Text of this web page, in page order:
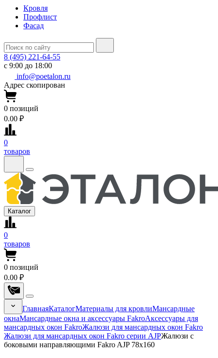
Кровля
Профлист
Фасад
8 (495) 221-64-55
с 9:00 до 18:00
info@poetalon.ru
Адрес скопирован
0 позиций
0.00 ₽
0
товаров
Каталог
0
товаров
0 позиций
0.00 ₽
ГлавнаяКаталогМатериалы для кровлиМансардные
окнаМансардные окна и аксессуары FakroАксессуары для
мансардных окон FakroЖалюзи для мансардных окон Fakro
Жалюзи для мансардных окон Fakro серии AJPЖалюзи с
боковыми направляющими Fakro AJP 78x160